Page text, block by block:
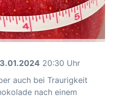
20:30 Uhr
auch bei Traurigkeit
nach einem